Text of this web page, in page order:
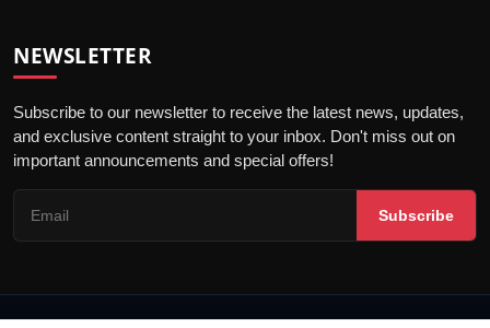
NEWSLETTER
Subscribe to our newsletter to receive the latest news, updates,
and exclusive content straight to your inbox. Don't miss out on
important announcements and special offers!
Subscribe